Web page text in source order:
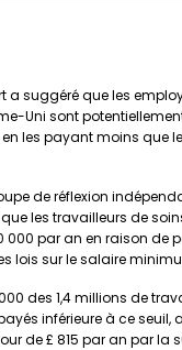
a suggéré que les
Uni sont
les payant moins que
de réflexion
les travailleurs de
000 par an en raison de
lois sur le salaire
des 1,4 millions de
inférieure à ce seuil,
de £ 815 par an par la